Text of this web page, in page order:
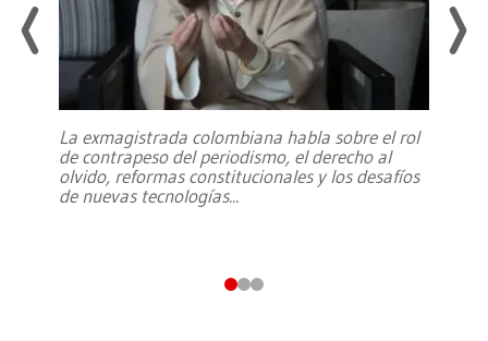
La exmagistrada colombiana habla sobre el rol
de contrapeso del periodismo, el derecho al
olvido, reformas constitucionales y los desafíos
de nuevas tecnologías...